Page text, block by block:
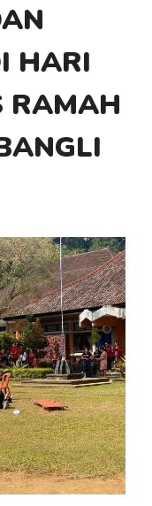
HARI
RAMAH